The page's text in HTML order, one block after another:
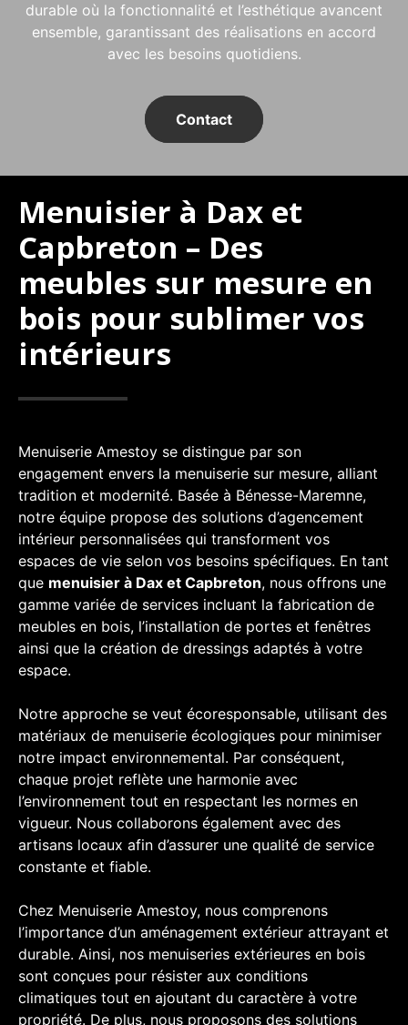
durable où la fonctionnalité et l’esthétique avancent
ensemble, garantissant des réalisations en accord
avec les besoins quotidiens.
Contact
Menuisier à Dax et
Capbreton – Des
meubles sur mesure en
bois pour sublimer vos
intérieurs
Menuiserie Amestoy se distingue par son
engagement envers la menuiserie sur mesure, alliant
tradition et modernité. Basée à Bénesse-Maremne,
notre équipe propose des solutions d’agencement
intérieur personnalisées qui transforment vos
espaces de vie selon vos besoins spécifiques. En tant
que menuisier à Dax et Capbreton, nous offrons une
gamme variée de services incluant la fabrication de
meubles en bois, l’installation de portes et fenêtres
ainsi que la création de dressings adaptés à votre
espace.
Notre approche se veut écoresponsable, utilisant des
matériaux de menuiserie écologiques pour minimiser
notre impact environnemental. Par conséquent,
chaque projet reflète une harmonie avec
l’environnement tout en respectant les normes en
vigueur. Nous collaborons également avec des
artisans locaux afin d’assurer une qualité de service
constante et fiable.
Chez Menuiserie Amestoy, nous comprenons
l’importance d’un aménagement extérieur attrayant et
durable. Ainsi, nos menuiseries extérieures en bois
sont conçues pour résister aux conditions
climatiques tout en ajoutant du caractère à votre
propriété. De plus, nous proposons des solutions